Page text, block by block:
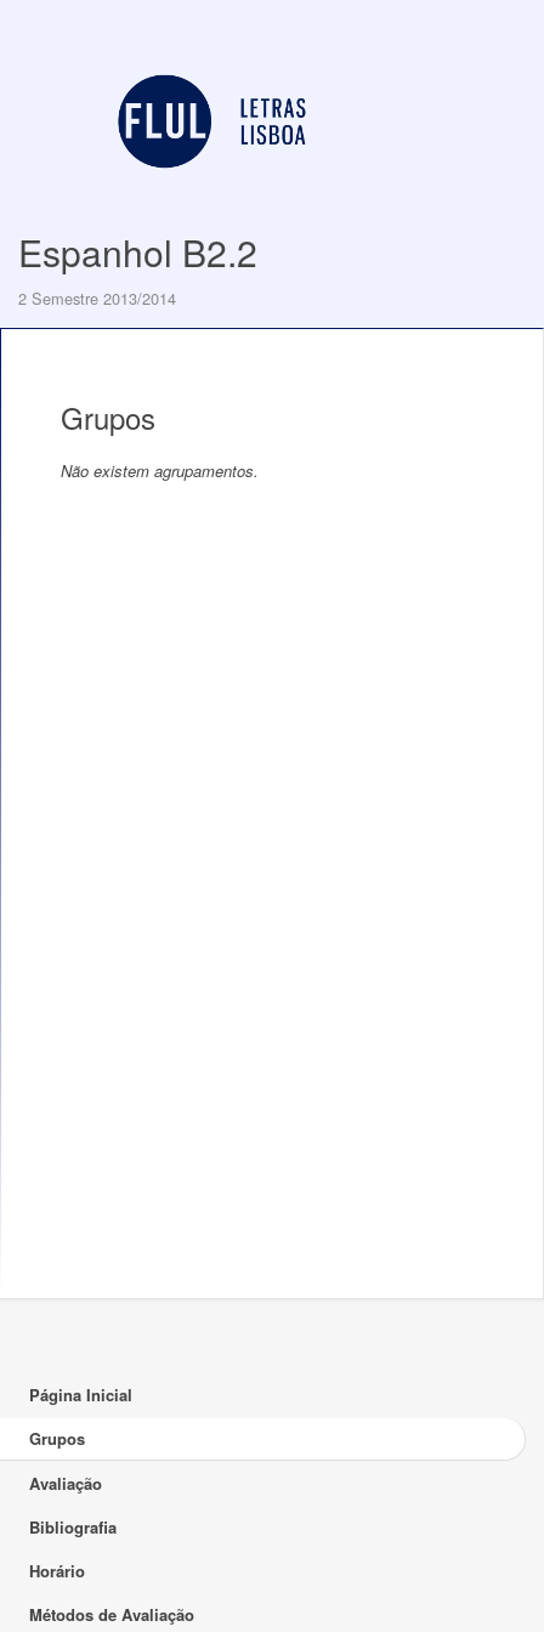
Espanhol B2.2
2 Semestre 2013/2014
Grupos
Não existem agrupamentos.
Página Inicial
Grupos
Avaliação
Bibliografia
Horário
Métodos de Avaliação